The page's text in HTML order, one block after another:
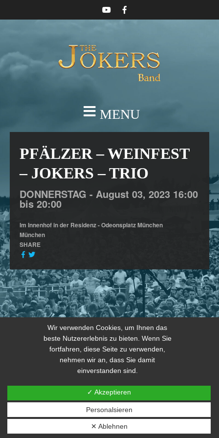
MENU
PFÄLZER – WEINFEST
– JOKERS – TRIO
DONNERSTAG - August 03, 2023 16:00
bis 20:00
Im Innenhof in der Residenz - Odeonsplatz München
München
SHARE
© 2026 copyright by THE JOKERS 2024
Wir verwenden Cookies, um Ihnen das
beste Nutzererlebnis zu bieten. Wenn Sie
fortfahren, diese Seite zu verwenden,
nehmen wir an, dass Sie damit
einverstanden sind.
✓ Akzeptieren
Personalsieren
✕ Ablehnen